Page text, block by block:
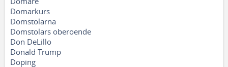
Domarkurs
Domstolarna
Domstolars oberoende
Don DeLillo
Donald Trump
Doping